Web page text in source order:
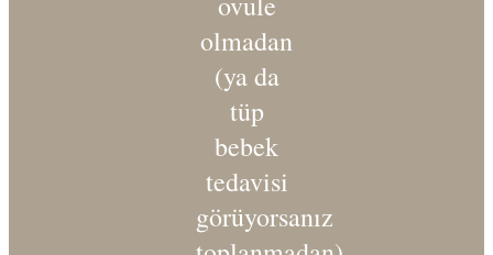
olmadan
(ya da
tüp
bebek
tedavisi
görüyorsanız